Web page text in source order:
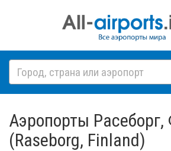
Аэропорты
(Raseborg, Finland)